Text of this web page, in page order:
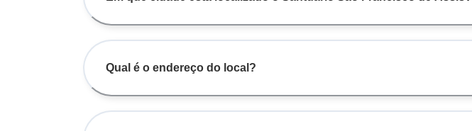
Qual é o endereço do local?